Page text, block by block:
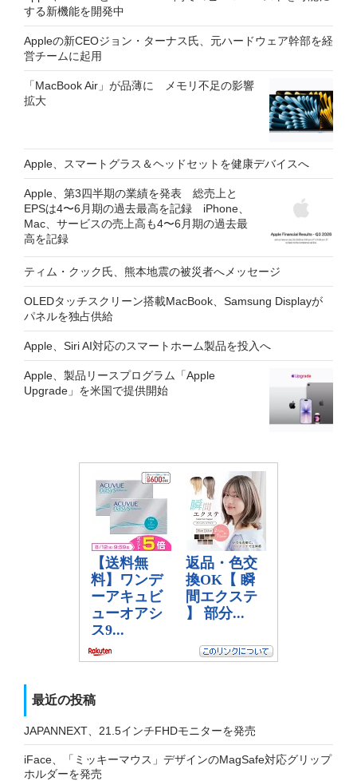
する新機能を開発中
Appleの新CEOジョン・ターナス氏、元ハードウェア幹部を経
営チームに起用
「MacBook Air」が品薄に メモリ不足の影響
拡大
Apple、スマートグラス＆ヘッドセットを健康デバイスへ
Apple、第3四半期の業績を発表 総売上と
EPSは4〜6月期の過去最高を記録 iPhone、
Mac、サービスの売上高も4〜6月期の過去最
高を記録
ティム・クック氏、熊本地震の被災者へメッセージ
OLEDタッチスクリーン搭載MacBook、Samsung Displayが
パネルを独占供給
Apple、Siri AI対応のスマートホーム製品を投入へ
Apple、製品リースプログラム「Apple
Upgrade」を米国で提供開始
最近の投稿
JAPANNEXT、21.5インチFHDモニターを発売
iFace、「ミッキーマウス」デザインのMagSafe対応グリップ
ホルダーを発売